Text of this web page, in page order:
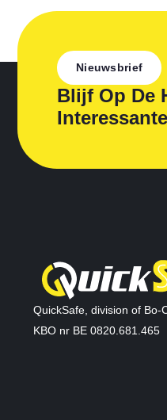
Nieuwsbrief
Blijf Op De
QuickSafe, division of Bo-
KBO nr BE 0820.681.465